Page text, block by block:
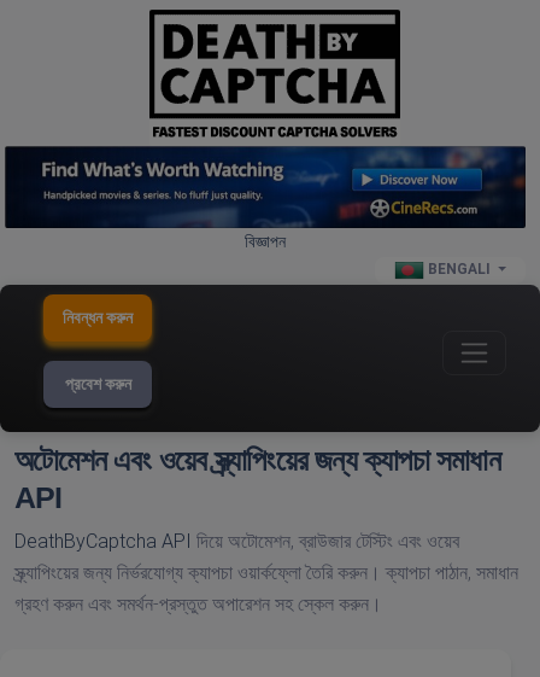
বিজ্ঞাপন
BENGALI
নিবন্ধন করুন
প্রবেশ করুন
অটোমেশন এবং ওয়েব স্ক্র্যাপিংয়ের জন্য ক্যাপচা সমাধান
API
DeathByCaptcha API দিয়ে অটোমেশন, ব্রাউজার টেস্টিং এবং ওয়েব
স্ক্র্যাপিংয়ের জন্য নির্ভরযোগ্য ক্যাপচা ওয়ার্কফ্লো তৈরি করুন। ক্যাপচা পাঠান, সমাধান
গ্রহণ করুন এবং সমর্থন-প্রস্তুত অপারেশন সহ স্কেল করুন।